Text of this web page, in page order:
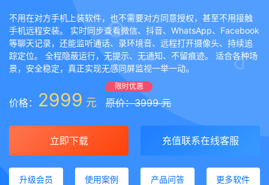
不用在对方手机上装软件，也不需要对方同意授权，甚至不用接触
手机远程安装。 实时同步查看微信、抖音、WhatsApp、Facebook
等聊天记录，还能监听通话、录环境音、远程打开摄像头、持续追
踪定位。 全程隐蔽运行，无提示、无通知、不留痕迹。 适合各种场
景，安全稳定，真正实现无感同屏监视一举一动。
价格： 2999 元
限时优惠
原价：3999 元
立即下载 充值联系在线客服
升级会员 使用案例 产品问答 更多软件